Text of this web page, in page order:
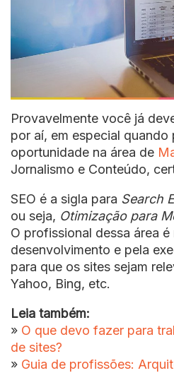
Provavelmente você já
por aí, em especial quando
oportunidade na área de
Jornalismo e Conteúdo,
SEO é a sigla para Search
ou seja, Otimização para
O profissional dessa área
desenvolvimento e pela
para que os sites sejam
Yahoo, Bing, etc.
Leia também:
» O que devo fazer para
de sites?
» Guia de profissões: